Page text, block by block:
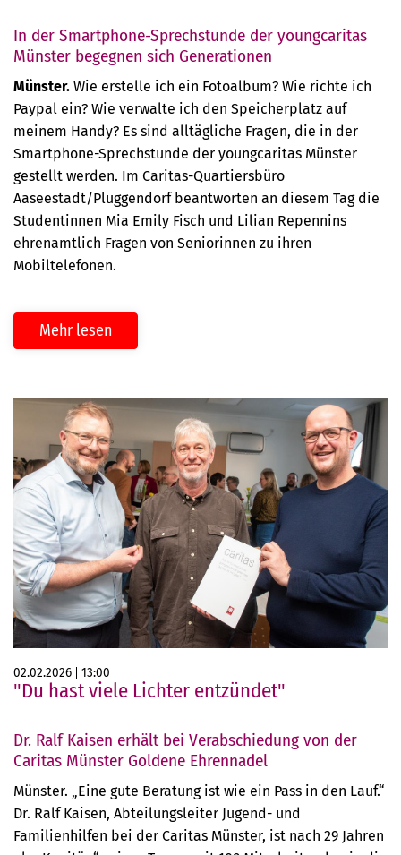
In der Smartphone-Sprechstunde der youngcaritas
Münster begegnen sich Generationen
Münster. Wie erstelle ich ein Fotoalbum? Wie richte ich
Paypal ein? Wie verwalte ich den Speicherplatz auf
meinem Handy? Es sind alltägliche Fragen, die in der
Smartphone-Sprechstunde der youngcaritas Münster
gestellt werden. Im Caritas-Quartiersbüro
Aaseestadt/Pluggendorf beantworten an diesem Tag die
Studentinnen Mia Emily Fisch und Lilian Repennins
ehrenamtlich Fragen von Seniorinnen zu ihren
Mobiltelefonen.
Mehr lesen
02.02.2026 13:00
"Du hast viele Lichter entzündet"
Dr. Ralf Kaisen erhält bei Verabschiedung von der
Caritas Münster Goldene Ehrennadel
Münster. „Eine gute Beratung ist wie ein Pass in den Lauf.“
Dr. Ralf Kaisen, Abteilungsleiter Jugend- und
Familienhilfen bei der Caritas Münster, ist nach 29 Jahren